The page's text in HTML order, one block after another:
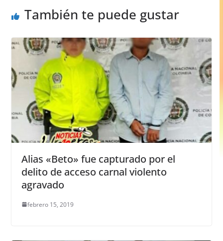
También te puede gustar
Alias «Beto» fue capturado por el
delito de acceso carnal violento
agravado
febrero 15, 2019